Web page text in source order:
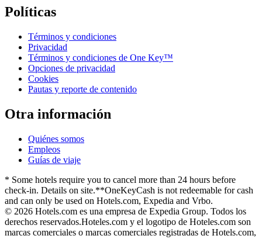
Políticas
Términos y condiciones
Privacidad
Términos y condiciones de One Key™
Opciones de privacidad
Cookies
Pautas y reporte de contenido
Otra información
Quiénes somos
Empleos
Guías de viaje
* Some hotels require you to cancel more than 24 hours before
check-in. Details on site.**OneKeyCash is not redeemable for cash
and can only be used on Hotels.com, Expedia and Vrbo.
© 2026 Hotels.com es una empresa de Expedia Group. Todos los
derechos reservados.Hoteles.com y el logotipo de Hoteles.com son
marcas comerciales o marcas comerciales registradas de Hotels.com,